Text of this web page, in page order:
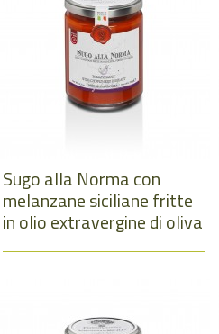
Sugo alla Norma con
melanzane siciliane fritte
in olio extravergine di oliva